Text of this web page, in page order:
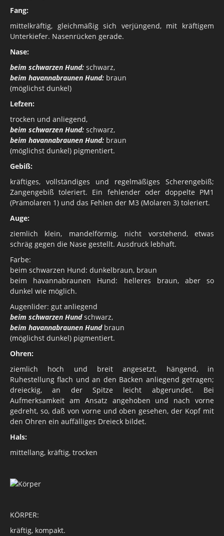
Fang:
mittelkräftig, gleichmäßig sich verjüngend, mit kräftigem
Unterkiefer. Nasenrücken gerade.
Nase:
beim schwarzen Hund: schwarz,
beim havannabraunen Hund: braun
(möglichst dunkel)
Lefzen:
trocken und anliegend,
beim schwarzen Hund: schwarz,
beim havannabraunen Hund: braun
(möglichst dunkel) pigmentiert.
Gebiß:
kräftiges, vollständiges und regelmäßiges Scherengebiß;
Zangengebiß toleriert. Ein fehlender oder doppelte PM1
(Prämolaren 1) und das Fehlen der M3 (Molaren 3) toleriert.
Auge:
ziemlich klein, mandelförmig, nicht vorstehend, etwas
schräg gegen die Nase gestellt. Ausdruck lebhaft.
Farbe:
beim schwarzen Hund: dunkelbraun, braun
beim havannabraunen Hund: helleres braun, aber so
dunkel wie möglich.
Augenlider: gut anliegend
beim schwarzen Hundschwarz,
beim havannabraunen Hundbraun
(möglichst dunkel) pigmentiert.
Ohren:
ziemlich hoch und breit angesetzt, hängend, in
Ruhestellung flach und an den Backen anliegend getragen;
dreieckig, an der Spitze leicht abgerundet. Bei
Aufmerksamkeit am Ansatz angehoben und nach vorne
gedreht, so, daß von vorne und oben gesehen, der Kopf mit
den Ohren ein auffälliges Dreieck bildet.
Hals:
mittellang, kräftig, trocken
KÖRPER:
kräftig, kompakt.